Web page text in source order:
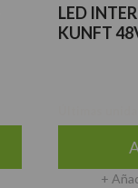
LED
KUNFT
+